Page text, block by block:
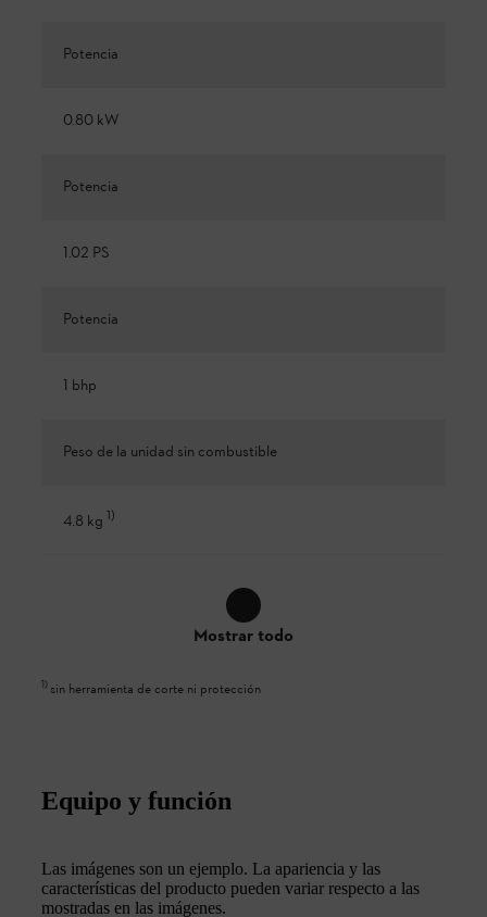
Potencia
0.80 kW
Potencia
1.02 PS
Potencia
1 bhp
Peso de la unidad sin combustible
4.8 kg 1)
Mostrar todo
1) sin herramienta de corte ni protección
Equipo y función
Las imágenes son un ejemplo. La apariencia y las
características del producto pueden variar respecto a las
mostradas en las imágenes.